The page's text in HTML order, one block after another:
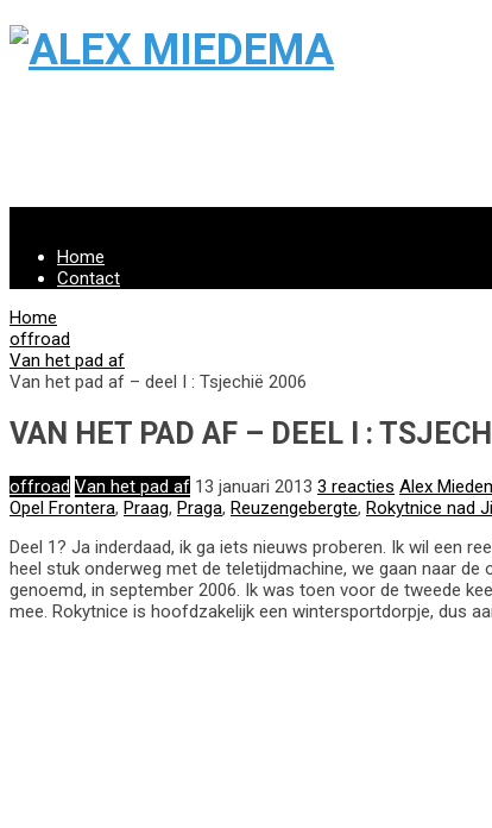
Home
Contact
Home
offroad
Van het pad af
Van het pad af – deel I : Tsjechië 2006
VAN HET PAD AF – DEEL I :
offroad Van het pad af 13 januari 2013 3 reacties Alex
Opel Frontera, Praag, Praga, Reuzengebergte, Rokytnice nad
Deel 1? Ja inderdaad, ik ga iets nieuws proberen. Ik wil een
heel stuk onderweg met de teletijdmachine, we gaan naar
genoemd, in september 2006. Ik was toen voor de tweede
mee. Rokytnice is hoofdzakelijk een wintersportdorpje, dus